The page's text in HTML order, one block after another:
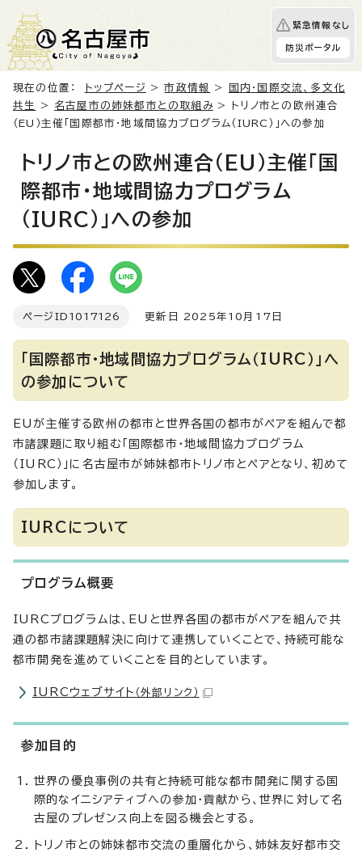
緊急情報なし
防災ポータル
現在の位置： トップページ >市政情報 >
国内・国際交流、多文化
共生
> 名古屋市の姉妹都市との取組み> トリノ市との欧州連合
（EU）主催「国際都市・地域間協力プログラム（IURC）」への参加
トリノ市との欧州連合（EU）主催「国
際都市・地域間協力プログラム
（IURC）」への参加
ページID 1017126 更新日 2025年10月17日
「国際都市・地域間協力プログラム（IURC）」へ
の参加について
EUが主催する欧州の都市と世界各国の都市がペアを組んで都
市諸課題に取り組む「国際都市・地域間協力プログラム
（IURC）」に名古屋市が姉妹都市トリノ市とペアとなり、初めて
参加します。
IURCについて
プログラム概要
IURCプログラムは、EUと世界各国の都市がペアを組んで共
通の都市諸課題解決に向けて連携していくことで、持続可能な
都市開発を進めていくことを目的としています。
IURCウェブサイト （外部リンク）
参加目的
世界の優良事例の共有と持続可能な都市開発に関する国
際的なイニシアティブへの参加・貢献から、世界に対して名
古屋のプレゼンス向上を図る機会とする。
トリノ市との姉妹都市交流の重層化から、姉妹友好都市交